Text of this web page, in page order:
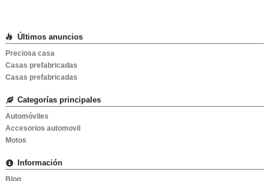
Últimos anuncios
Preciosa casa
Casas prefabricadas
Casas prefabricadas
Categorías principales
Automóviles
Accesorios automovil
Motos
Información
Blog